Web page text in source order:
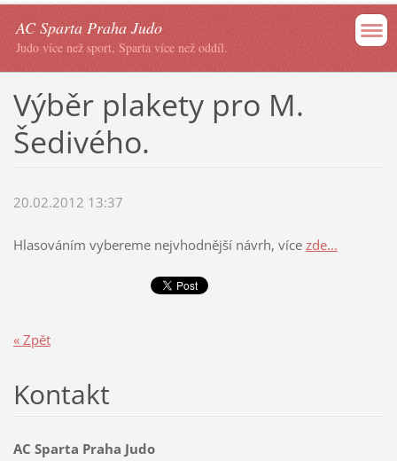
AC Sparta Praha Judo
Judo více než sport, Sparta více než oddíl.
Výběr plakety pro M.
Šedivého.
20.02.2012 13:37
Hlasováním vybereme nejvhodnější návrh, více zde...
« Zpět
Kontakt
AC Sparta Praha Judo